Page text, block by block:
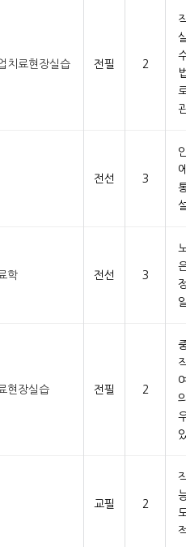
치료현장실습 전필 2
전선 3
학 전선 3
현장실습 전필 2
교필 2